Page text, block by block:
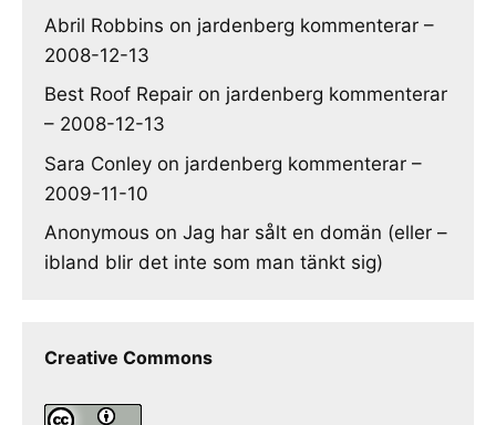
Abril Robbins on jardenberg kommenterar –
2008-12-13
Best Roof Repair on jardenberg kommenterar
– 2008-12-13
Sara Conley on jardenberg kommenterar –
2009-11-10
Anonymous on Jag har sålt en domän (eller –
ibland blir det inte som man tänkt sig)
Creative Commons